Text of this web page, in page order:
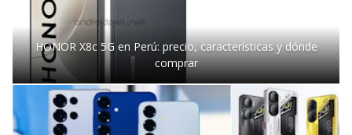
HONOR X8c 5G en Perú: precio, características y dónde
comprar